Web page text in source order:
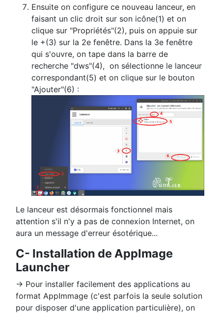
Ensuite on configure ce nouveau lanceur, en
faisant un clic droit sur son icône(1) et on
clique sur "Propriétés"(2), puis on appuie sur
le +(3) sur la 2e fenêtre. Dans la 3e fenêtre
qui s'ouvre, on tape dans la barre de
recherche "dws"(4), on sélectionne le lanceur
correspondant(5) et on clique sur le bouton
"Ajouter"(6) :
Le lanceur est désormais fonctionnel mais
attention s'il n'y a pas de connexion Internet, on
aura un message d'erreur ésotérique...
C- Installation de AppImage
Launcher
→ Pour installer facilement des applications au
format AppImmage (c'est parfois la seule solution
pour disposer d'une application particulière), on